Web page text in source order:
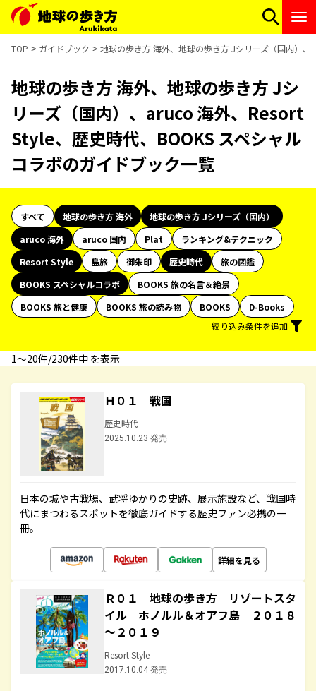
TOP ガイドブック 地球の歩き方 海外、地球の歩き方 Jシリーズ（国内）
地球の歩き方 海外、地球の歩き方 Jシ
リーズ（国内）、aruco 海外、Resort
Style、歴史時代、BOOKS スペシャル
コラボのガイドブック一覧
すべて 地球の歩き方 海外
地球の歩き方 Jシリーズ（国内）
aruco 海外
aruco 国内 Plat
ランキング&テクニック
Resort Style
島旅 御朱印 歴史時代
旅の図鑑
BOOKS スペシャルコラボ
BOOKS 旅の名言＆絶景
BOOKS 旅と健康
BOOKS 旅の読み物 BOOKS
D-Books
絞り込み条件を追加
1〜20件/230件中 を表示
Ｈ０１ 戦国
歴史時代
2025.10.23 発売
日本の城や古戦場、武将ゆかりの史跡、展示施設など、戦国時
代にまつわるスポットを徹底ガイドする歴史ファン必携の一
冊。
詳細を見る
Ｒ０１ 地球の歩き方 リゾートスタ
イル ホノルル＆オアフ島 ２０１８
～２０１９
Resort Style
2017.10.04 発売